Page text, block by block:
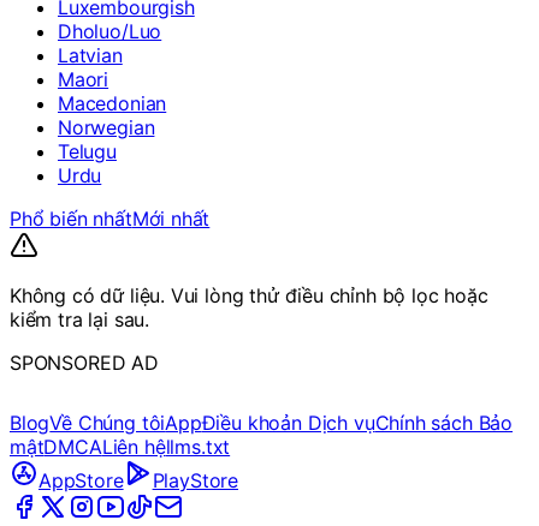
Luxembourgish
Dholuo/Luo
Latvian
Maori
Macedonian
Norwegian
Telugu
Urdu
Phổ biến nhấtMới nhất
Không có dữ liệu. Vui lòng thử điều chỉnh bộ lọc hoặc
kiểm tra lại sau.
SPONSORED AD
BlogVề Chúng tôiAppĐiều khoản Dịch vụChính sách Bảo
mậtDMCALiên hệllms.txt
AppStore
PlayStore